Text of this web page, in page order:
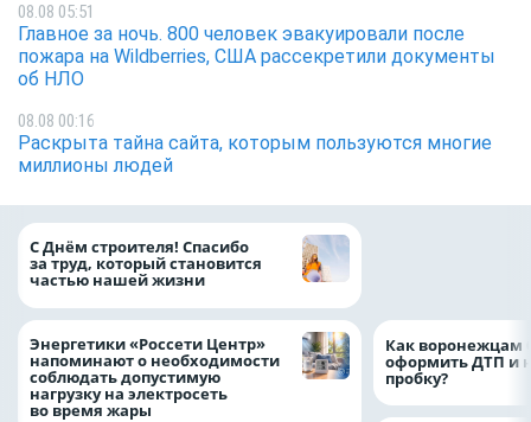
08.08 05:51
Главное за ночь. 800 человек эвакуировали после
пожара на Wildberries, США рассекретили документы
об НЛО
08.08 00:16
Раскрыта тайна сайта, которым пользуются многие
миллионы людей
С Днём строителя! Спасибо
за труд, который становится
частью нашей жизни
Энергетики «Россети Центр»
напоминают о необходимости
соблюдать допустимую
нагрузку на электросеть
во время жары
Как воронежцам
оформить ДТП и
пробку?